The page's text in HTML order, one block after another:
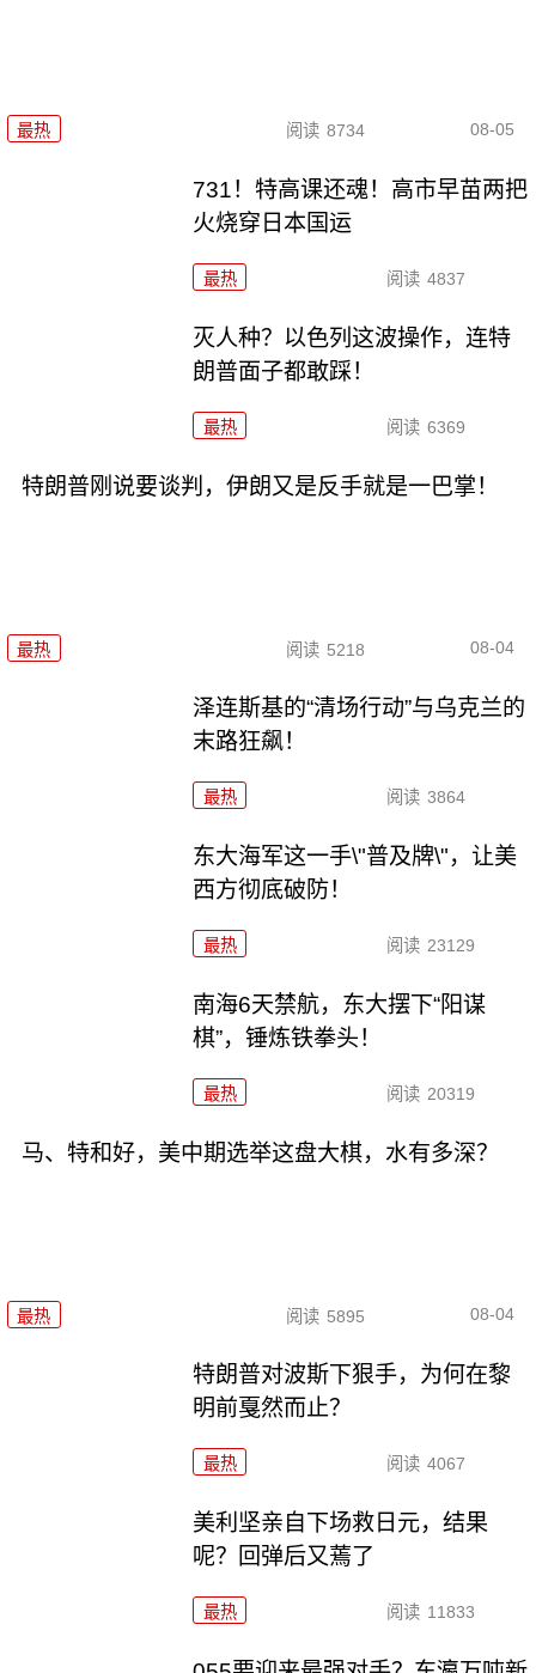
最热 阅读 8734 08-05
731！特高课还魂！高市早苗两把
火烧穿日本国运
最热 阅读 4837
灭人种？以色列这波操作，连特
朗普面子都敢踩！
最热 阅读 6369
特朗普刚说要谈判，伊朗又是反手就是一巴掌！
最热 阅读 5218 08-04
泽连斯基的“清场行动”与乌克兰的
末路狂飙！
最热 阅读 3864
东大海军这一手\"普及牌\"，让美
西方彻底破防！
最热 阅读 23129
南海6天禁航，东大摆下“阳谋
棋”，锤炼铁拳头！
最热 阅读 20319
马、特和好，美中期选举这盘大棋，水有多深？
最热 阅读 5895 08-04
特朗普对波斯下狠手，为何在黎
明前戛然而止？
最热 阅读 4067
美利坚亲自下场救日元，结果
呢？回弹后又蔫了
最热 阅读 11833